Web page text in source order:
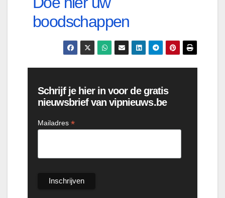
boodschappen
Schrijf je hier in voor de gratis
nieuwsbrief van vipnieuws.be
Mailadres *